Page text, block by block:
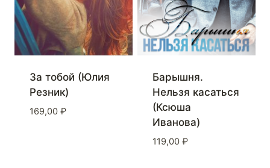
За тобой (Юлия
Резник)
169,00 ₽
Барышня.
Нельзя касаться
(Ксюша
Иванова)
119,00 ₽